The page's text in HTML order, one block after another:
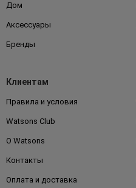
Дом
Аксессуары
Бренды
Клиентам
Правила и условия
Watsons Club
О Watsons
Контакты
Оплата и доставка